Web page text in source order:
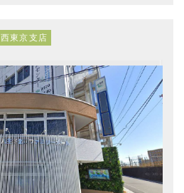
西東京支店